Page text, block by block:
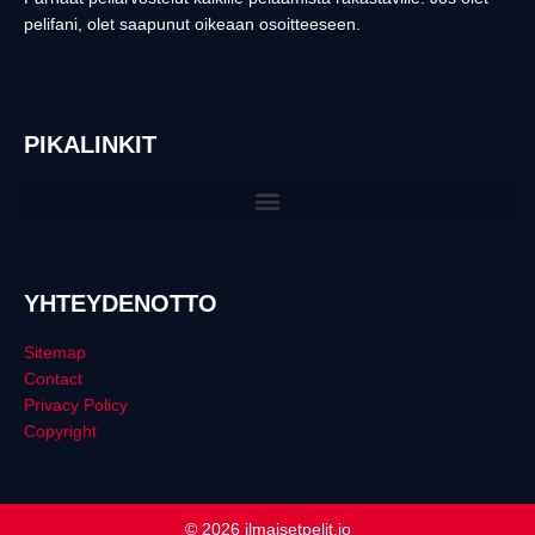
pelifani, olet saapunut oikeaan osoitteeseen.
PIKALINKIT
YHTEYDENOTTO
Sitemap
Contact
Privacy Policy
Copyright
© 2026 ilmaisetpelit.io